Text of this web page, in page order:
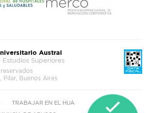
Austral
Superiores
Pilar, Buenos Aires
TRABAJAR EN EL HUA